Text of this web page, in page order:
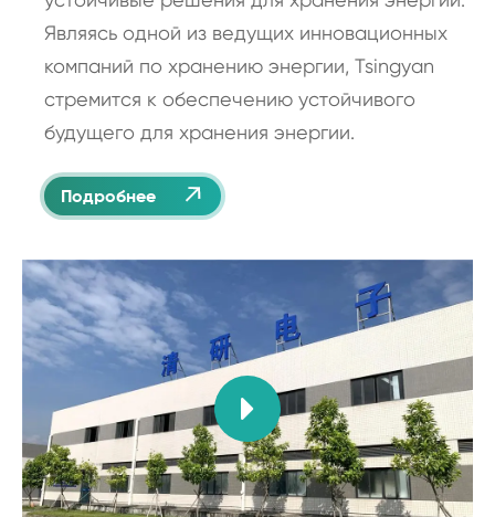
Являясь одной из ведущих инновационных
компаний по хранению энергии, Tsingyan
стремится к обеспечению устойчивого
будущего для хранения энергии.
Подробнее 